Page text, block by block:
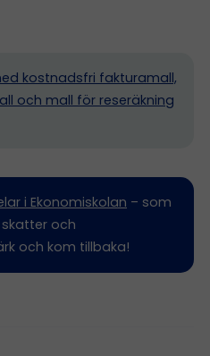
kostnadsfri fakturamall,
och mall för reseräkning
i Ekonomiskolan – som
och
och kom tillbaka!